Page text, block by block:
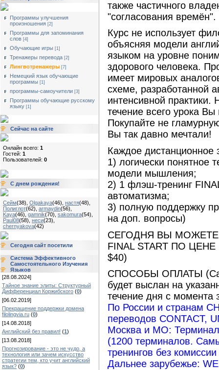
Программы улучшения
произношения [2]
Программы для запоминания
слов [4]
Обучающие игры [1]
Тренажеры перевода [2]
Лингвотренажеры [7]
Немецкий язык обучающие
программы [1]
программы-самоучители [3]
Программы обучающие русскому
языку [1]
Сейчас на сайте
Онлайн всего: 1
Гостей: 1
Пользователей: 0
С днем рождения!
Сейм(38) Olgakaya(46) настя(48)
Полиглот(62) armaydin(56)
Kaya(46) gamnik(70) sakomura(54)
Paul08(58) неси(23)
chernyakova(42)
Сегодня сайт посетили
Система Эффективного
Самостоятельного Изучения
Языков
[28.08.2024]
Тайное знание элиты: Структурный
Дифференциал Коржибского (0)
[06.02.2019]
Прекращение поддержки домена
filolingvia.ru (0)
[14.08.2018]
Английский без правил! (1)
[13.08.2018]
Прогнозирование - это не чудо, а
технология или зачем искусство
стратегии тем, кто учит английский
язык? (0)
также частичного
"согласования времён".
Курс не использует
объясняя модели
языком на уровне
здорового человека.
имеет мировых
схеме, разработанной
интенсивной практики.
течение всего урока Вы
Покупайте не
Вы так давно мечтали!
Каждое дистанционное
1) логически понятное
модели мышления;
2) 1 флэш-тренинг
автоматизма;
3) полную поддержку
на доп. вопросы)
СЕГОДНЯ ВЫ МОЖЕТЕ
FINAL START ПО
$40)
СПОСОБЫ ОПЛАТЫ
будет выслан на
течение дня с момента
По России и странам
переводов CONTACT,
Москва и МО:
(1200 терминалов.
тренингов без
Дальнее зарубежье: